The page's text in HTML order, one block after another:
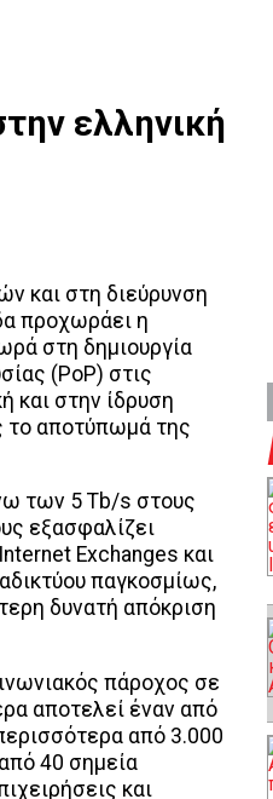
ελληνική
και στη διεύρυνση
προχωράει η
στη δημιουργία
(PoP) στις
και στην ίδρυση
το αποτύπωμά της
των 5 Tb/s στους
εξασφαλίζει
Exchanges και
παγκοσμίως,
δυνατή απόκριση
πάροχος σε
αποτελεί έναν από
από 3.000
40 σημεία
και